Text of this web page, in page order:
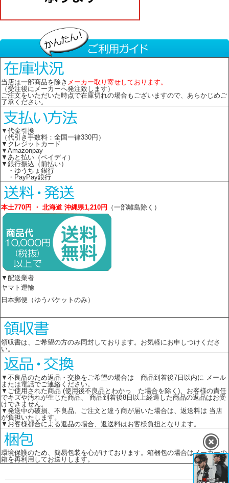
当店は一部商品を除き メーカー取り寄せしております。
（受注後にメーカーへ発注致します）
ご注文をいただいた時点で在庫切れの場合もございますので、あらかじめご
了承ください。
▼代金引換
（代引き手数料：全国一律330円）
▼クレジットカード
▼Amazonpay
▼あと払い（ペイディ）
▼銀行振込（前払い）
・ゆうちょ銀行
・PayPay銀行
本土770円 ・ 北海道 沖縄県1,210円 （一部離島除く）
▼配送業者
ヤマト運輸
日本郵便（ゆうパケットのみ）
領収書は、ご希望の方のみ同封しております。お気軽にお申しつけくださ
い。
▼不良品のため返品・交換をご希望の場合は 商品到着後7日以内に メール
または電話でご連絡ください。
▼ご使用された商品 (使用後不良品とわかっ た場合を除く)、お客様の責任
でキズや汚れが生じた商品、 商品到着後8日以上経過した商品の返品はお受
けできません。
▼発送中の破損、不良品、ご注文と違う商が届いた場合は、返送料は 当店
が負担いたします。
▼お客様都合による返品の場合、返送料はお客様負担となります。
環境保護のため、簡易包装を心がけております。箱梱包の場合はメーカーの
箱を再利用してお送りします。